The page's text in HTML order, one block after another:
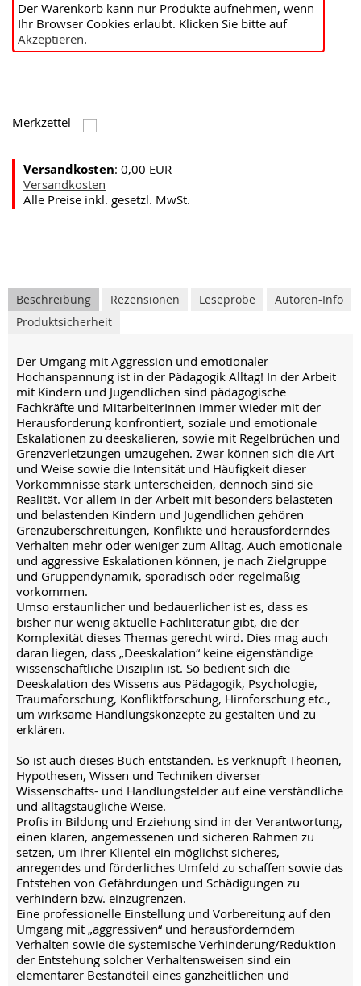
Der Warenkorb kann nur Produkte aufnehmen, wenn
Ihr Browser Cookies erlaubt. Klicken Sie bitte auf
Akzeptieren.
Merkzettel
Versandkosten: 0,00 EUR
Versandkosten
Alle Preise inkl. gesetzl. MwSt.
Beschreibung Rezensionen Leseprobe
Autoren-Info
Produktsicherheit
Der Umgang mit Aggression und emotionaler
Hochanspannung ist in der Pädagogik Alltag! In der Arbeit
mit Kindern und Jugendlichen sind pädagogische
Fachkräfte und MitarbeiterInnen immer wieder mit der
Herausforderung konfrontiert, soziale und emotionale
Eskalationen zu deeskalieren, sowie mit Regelbrüchen und
Grenzverletzungen umzugehen. Zwar können sich die Art
und Weise sowie die Intensität und Häufigkeit dieser
Vorkommnisse stark unterscheiden, dennoch sind sie
Realität. Vor allem in der Arbeit mit besonders belasteten
und belastenden Kindern und Jugendlichen gehören
Grenzüberschreitungen, Konflikte und herausforderndes
Verhalten mehr oder weniger zum Alltag. Auch emotionale
und aggressive Eskalationen können, je nach Zielgruppe
und Gruppendynamik, sporadisch oder regelmäßig
vorkommen.
Umso erstaunlicher und bedauerlicher ist es, dass es
bisher nur wenig aktuelle Fachliteratur gibt, die der
Komplexität dieses Themas gerecht wird. Dies mag auch
daran liegen, dass „Deeskalation“ keine eigenständige
wissenschaftliche Disziplin ist. So bedient sich die
Deeskalation des Wissens aus Pädagogik, Psychologie,
Traumaforschung, Konfliktforschung, Hirnforschung etc.,
um wirksame Handlungskonzepte zu gestalten und zu
erklären.
So ist auch dieses Buch entstanden. Es verknüpft Theorien,
Hypothesen, Wissen und Techniken diverser
Wissenschafts- und Handlungsfelder auf eine verständliche
und alltagstaugliche Weise.
Profis in Bildung und Erziehung sind in der Verantwortung,
einen klaren, angemessenen und sicheren Rahmen zu
setzen, um ihrer Klientel ein möglichst sicheres,
anregendes und förderliches Umfeld zu schaffen sowie das
Entstehen von Gefährdungen und Schädigungen zu
verhindern bzw. einzugrenzen.
Eine professionelle Einstellung und Vorbereitung auf den
Umgang mit „aggressiven“ und herausforderndem
Verhalten sowie die systemische Verhinderung/Reduktion
der Entstehung solcher Verhaltensweisen sind ein
elementarer Bestandteil eines ganzheitlichen und